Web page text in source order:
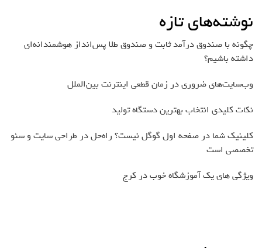
نوشته‌های تازه
چگونه با صندوق درآمد ثابت و صندوق طلا پس‌انداز هوشمندانه‌ای
داشته باشیم؟
وب‌سایت‌های ضروری در زمان قطعی اینترنت بین‌الملل
نکات کلیدی انتخاب بهترین دستگاه تولید
کلینیک شما در صفحه اول گوگل نیست؟ راه‌حل در طراحی سایت و سئو
تخصصی است
ویژگی های یک آموزشگاه خوب در کرج